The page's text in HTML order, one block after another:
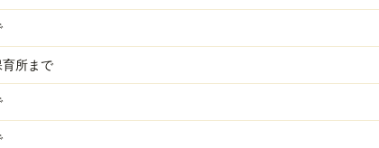
所まで